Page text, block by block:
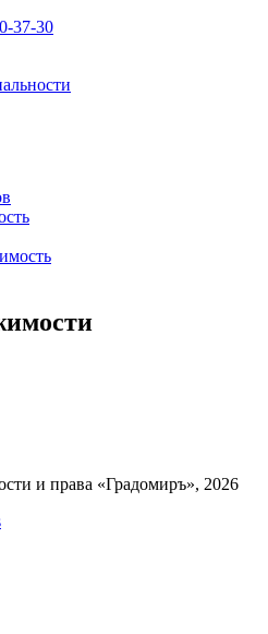
37-30
и права «Градомиръ», 2026